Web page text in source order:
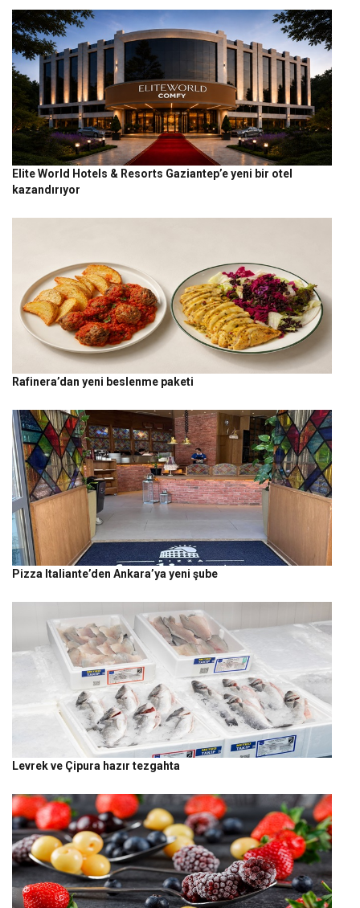
Elite World Hotels & Resorts Gaziantep’e yeni bir otel
kazandırıyor
Rafinera’dan yeni beslenme paketi
Pizza Italiante’den Ankara’ya yeni şube
Levrek ve Çipura hazır tezgahta